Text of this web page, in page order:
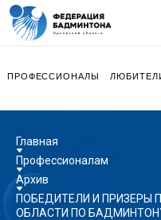
ПРОФЕССИОНАЛЫ
Главная
Профессионалам
Архив
ПОБЕДИТЕЛИ И ПРИЗЕРЫ
ОБЛАСТИ ПО